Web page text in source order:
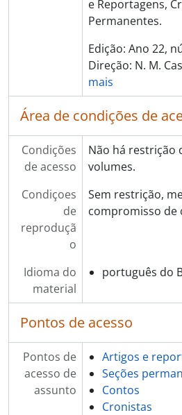
e Reportagens,
Permanentes.
Edição: Ano 22,
Direção: N. M.
mais
Área de condições de
Condições
de acesso
Não há restrição
volumes.
Condiçoes
de
reproduçã
o
Sem restrição,
compromisso de
Idioma do
material
português do
Pontos de acesso
Pontos de
acesso de
assunto
Artigos e
Seções
Contos
Cronistas